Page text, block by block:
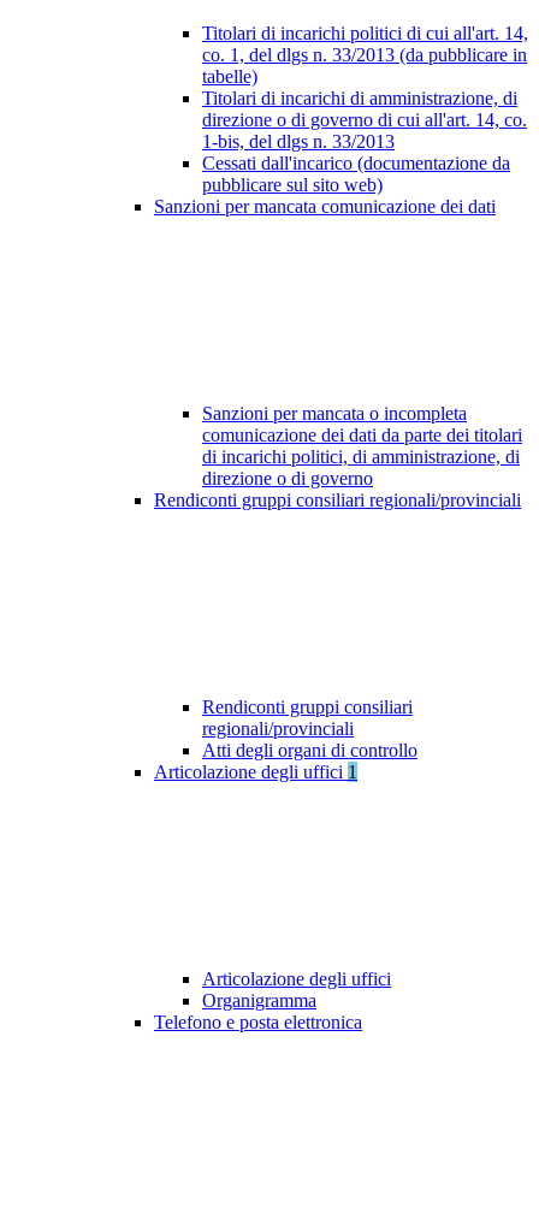
Titolari di incarichi politici di cui all'art. 14,
co. 1, del dlgs n. 33/2013 (da pubblicare in
tabelle)
Titolari di incarichi di amministrazione, di
direzione o di governo di cui all'art. 14, co.
1-bis, del dlgs n. 33/2013
Cessati dall'incarico (documentazione da
pubblicare sul sito web)
Sanzioni per mancata comunicazione dei dati
Sanzioni per mancata o incompleta
comunicazione dei dati da parte dei titolari
di incarichi politici, di amministrazione, di
direzione o di governo
Rendiconti gruppi consiliari regionali/provinciali
Rendiconti gruppi consiliari
regionali/provinciali
Atti degli organi di controllo
Articolazione degli uffici 1
Articolazione degli uffici
Organigramma
Telefono e posta elettronica